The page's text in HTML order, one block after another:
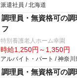
派遣社員 / 北海道
調理員・無資格可の調
フ
特別養護老人ホーム幸園
時給1,250円～1,350円
アルバイト・パート / 神奈川
調理員・無資格可の調